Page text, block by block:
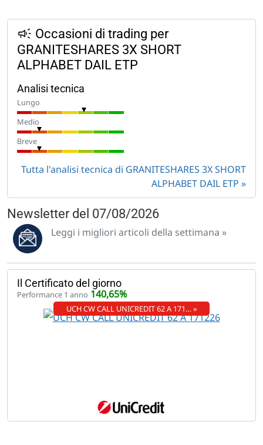
Occasioni di trading per
GRANITESHARES 3X SHORT
ALPHABET DAIL ETP
Analisi tecnica
Lungo
Medio
Breve
Tutta l'analisi tecnica di GRANITESHARES 3X SHORT
ALPHABET DAIL ETP
Newsletter del 07/08/2026
Leggi i migliori articoli della settimana »
Il Certificato del giorno
Performance 1 anno 140,65%
UCH CW CALL UNICREDIT 62 A 171… »